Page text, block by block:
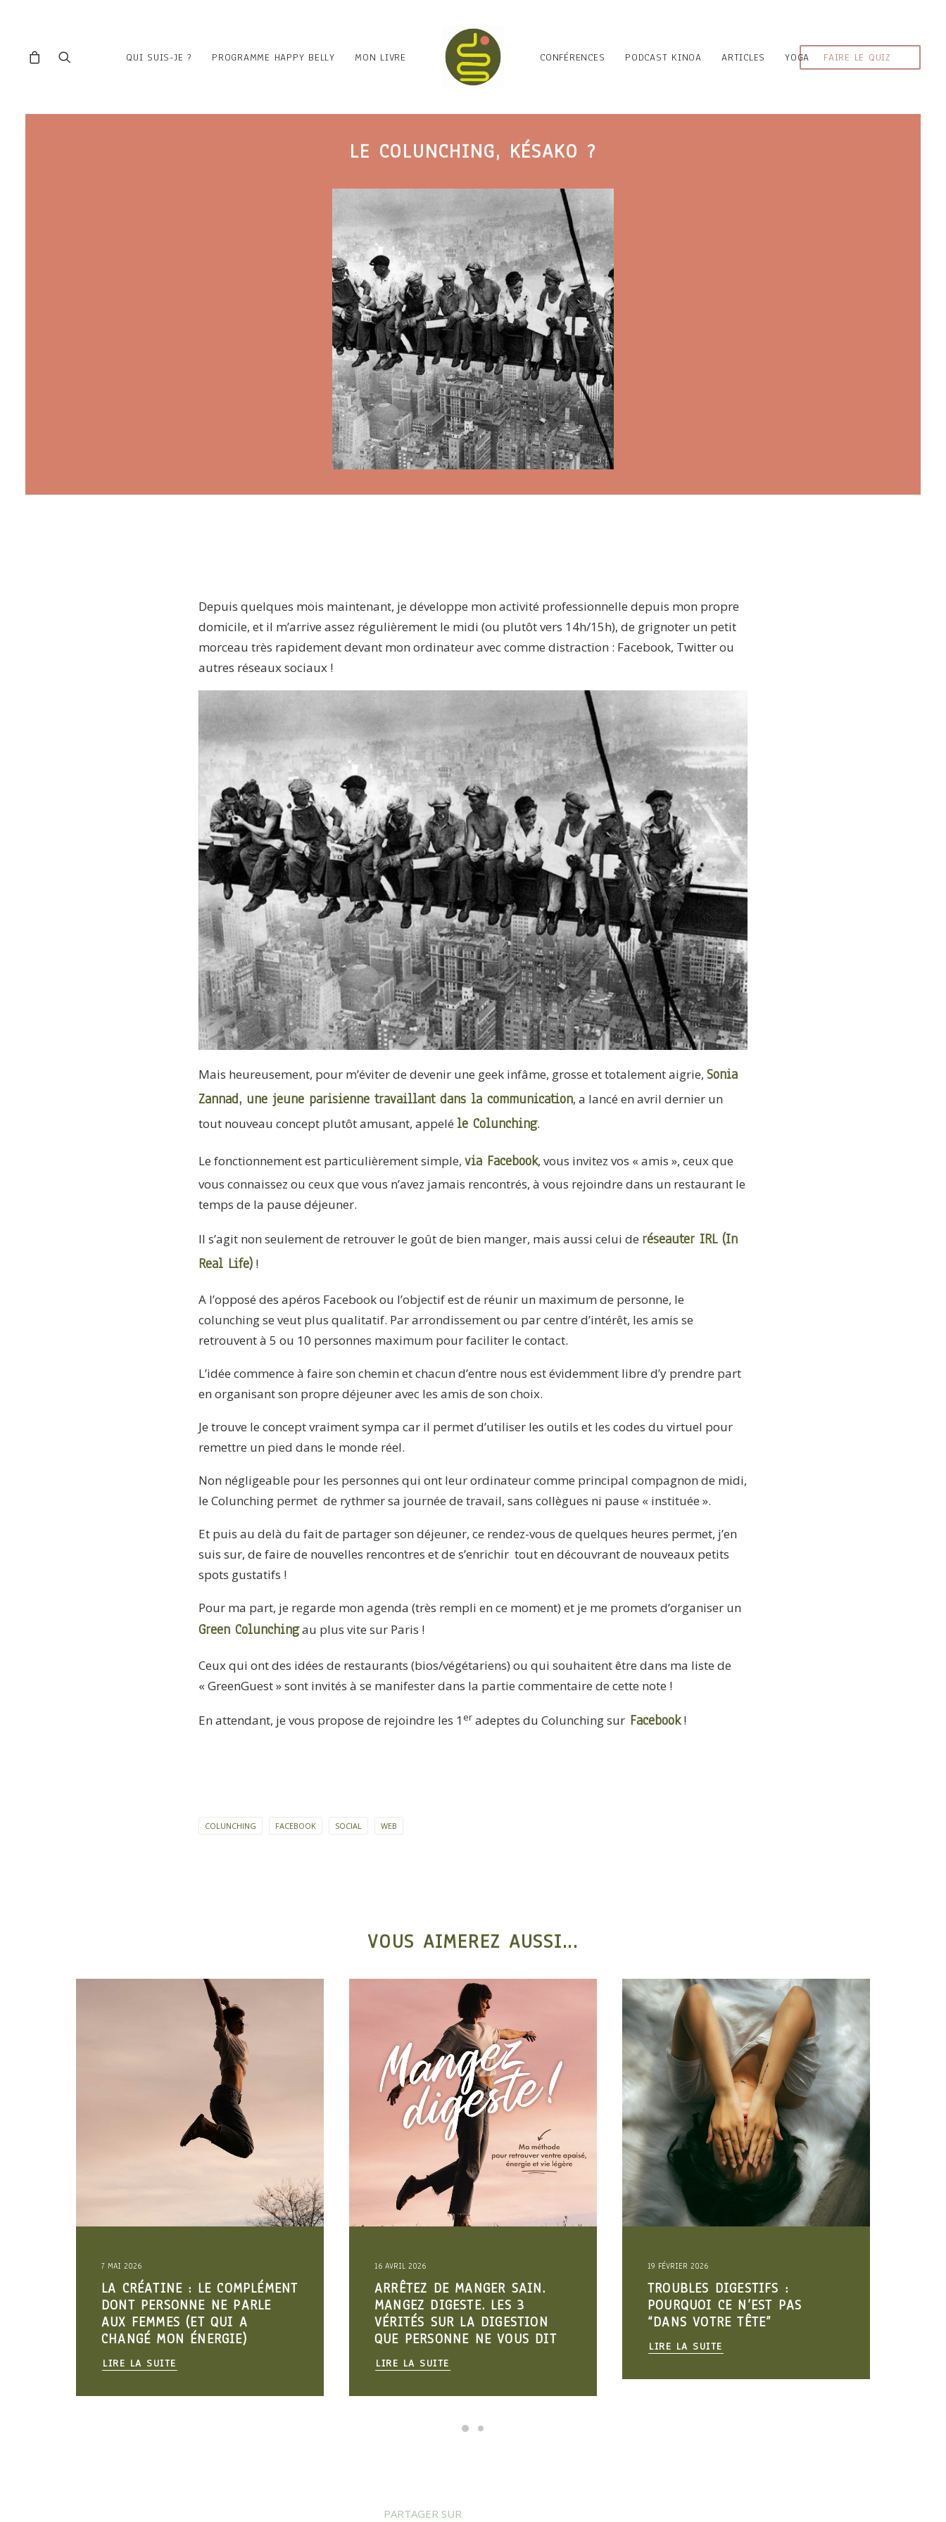
FAIRE LE QUIZ
QUI SUIS-JE ? PROGRAMME HAPPY BELLY MON LIVRE CONFÉRENCES PODCAST KINOA ARTICLES YOGA
LE COLUNCHING, KÉSAKO ?
Depuis quelques mois maintenant, je développe mon activité professionnelle depuis mon propre
domicile, et il m’arrive assez régulièrement le midi (ou plutôt vers 14h/15h), de grignoter un petit
morceau très rapidement devant mon ordinateur avec comme distraction : Facebook, Twitter ou
autres réseaux sociaux !
Mais heureusement, pour m’éviter de devenir une geek infâme, grosse et totalement aigrie, Sonia
Zannad, une jeune parisienne travaillant dans la communication, a lancé en avril dernier un
tout nouveau concept plutôt amusant, appelé le Colunching.
Le fonctionnement est particulièrement simple, via Facebook, vous invitez vos « amis », ceux que
vous connaissez ou ceux que vous n’avez jamais rencontrés, à vous rejoindre dans un restaurant le
temps de la pause déjeuner.
Il s’agit non seulement de retrouver le goût de bien manger, mais aussi celui de réseauter IRL (In
Real Life) !
A l’opposé des apéros Facebook ou l’objectif est de réunir un maximum de personne, le
colunching se veut plus qualitatif. Par arrondissement ou par centre d’intérêt, les amis se
retrouvent à 5 ou 10 personnes maximum pour faciliter le contact.
L’idée commence à faire son chemin et chacun d’entre nous est évidemment libre d’y prendre part
en organisant son propre déjeuner avec les amis de son choix.
Je trouve le concept vraiment sympa car il permet d’utiliser les outils et les codes du virtuel pour
remettre un pied dans le monde réel.
Non négligeable pour les personnes qui ont leur ordinateur comme principal compagnon de midi,
le Colunching permet de rythmer sa journée de travail, sans collègues ni pause « instituée ».
Et puis au delà du fait de partager son déjeuner, ce rendez-vous de quelques heures permet, j’en
suis sur, de faire de nouvelles rencontres et de s’enrichir tout en découvrant de nouveaux petits
spots gustatifs !
Pour ma part, je regarde mon agenda (très rempli en ce moment) et je me promets d’organiser un
Green Colunchingau plus vite sur Paris !
Ceux qui ont des idées de restaurants (bios/végétariens) ou qui souhaitent être dans ma liste de
« GreenGuest » sont invités à se manifester dans la partie commentaire de cette note !
En attendant, je vous propose de rejoindre les 1 er adeptes du Colunching sur Facebook!
COLUNCHING FACEBOOK SOCIAL WEB
VOUS AIMEREZ AUSSI...
7 MAI 2026
LA CRÉATINE : LE COMPLÉMENT
DONT PERSONNE NE PARLE
AUX FEMMES (ET QUI A
CHANGÉ MON ÉNERGIE)
LIRE LA SUITE
16 AVRIL 2026
ARRÊTEZ DE MANGER SAIN.
MANGEZ DIGESTE. LES 3
VÉRITÉS SUR LA DIGESTION
QUE PERSONNE NE VOUS DIT
LIRE LA SUITE
19 FÉVRIER 2026
TROUBLES DIGESTIFS :
POURQUOI CE N’EST PAS
“DANS VOTRE TÊTE”
LIRE LA SUITE